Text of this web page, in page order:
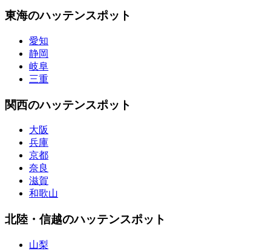
東海のハッテンスポット
愛知
静岡
岐阜
三重
関西のハッテンスポット
大阪
兵庫
京都
奈良
滋賀
和歌山
北陸・信越のハッテンスポット
山梨